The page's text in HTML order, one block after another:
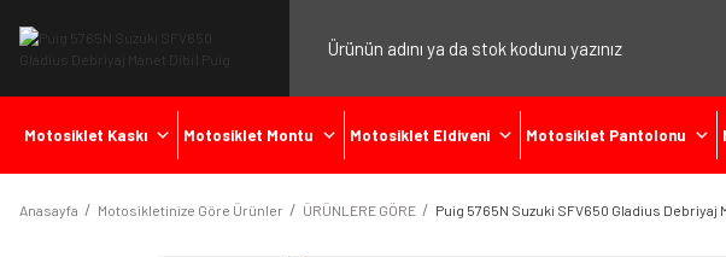
Motosiklet Kaskı Motosiklet Montu Motosiklet Eldiveni Motosiklet Pantolonu
Anasayfa Motosikletinize Göre Ürünler ÜRÜNLERE GÖRE Puig 5765N Suzuki SFV650 Gladius Debriyaj